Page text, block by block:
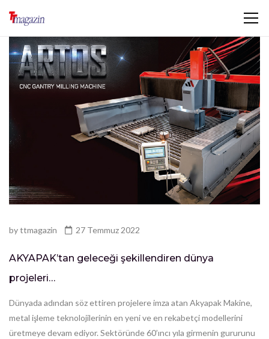
byttmagazin 27 Temmuz 2022
AKYAPAK’tan geleceği şekillendiren dünya
projeleri…
Dünyada adından söz ettiren projelere imza atan Akyapak Makine,
metal işleme teknolojilerinin en yeni ve en rekabetçi modellerini
üretmeye devam ediyor. Sektöründe 60’ıncı yıla girmenin gururunu